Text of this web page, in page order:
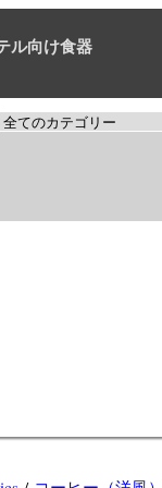
ル向け食器
ル等業務用卸販売
食器・洋食器はま